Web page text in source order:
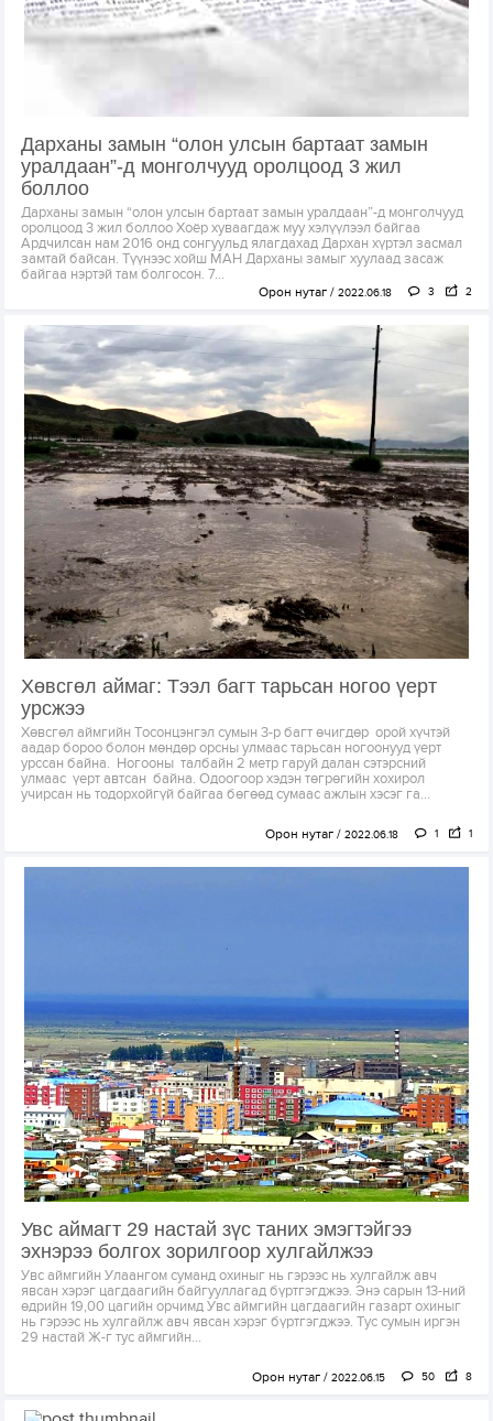
Дарханы замын “олон улсын бартаат замын
уралдаан”-д монголчууд оролцоод 3 жил
боллоо
Дарханы замын “олон улсын бартаат замын уралдаан”-д монголчууд
оролцоод 3 жил боллоо Хоёр хуваагдаж муу хэлүүлээл байгаа
Ардчилсан нам 2016 онд сонгуульд ялагдахад Дархан хүртэл засмал
замтай байсан. Түүнээс хойш МАН Дарханы замыг хуулаад засаж
байгаа нэртэй там болгосон. 7...
Орон нутаг 2022.06.18 3 2
Хөвсгөл аймаг: Тээл багт тарьсан ногоо үерт
урсжээ
Хөвсгөл аймгийн Тосонцэнгэл сумын 3-р багт өчигдөр орой хүчтэй
аадар бороо болон мөндөр орсны улмаас тарьсан ногоонууд үерт
урссан байна. Ногооны талбайн 2 метр гаруй далан сэтэрсний
улмаас үерт автсан байна. Одоогоор хэдэн төгрөгийн хохирол
учирсан нь тодорхойгүй байгаа бөгөөд сумаас ажлын хэсэг га...
Орон нутаг 2022.06.18 1 1
Увс аймагт 29 настай зүс таних эмэгтэйгээ
эхнэрээ болгох зорилгоор хулгайлжээ
Увс аймгийн Улаангом суманд охиныг нь гэрээс нь хулгайлж авч
явсан хэрэг цагдаагийн байгууллагад бүртгэгджээ. Энэ сарын 13-ний
өдрийн 19,00 цагийн орчимд Увс аймгийн цагдаагийн газарт охиныг
нь гэрээс нь хулгайлж авч явсан хэрэг бүртгэгджээ. Тус сумын иргэн
29 настай Ж-г тус аймгийн...
Орон нутаг 2022.06.15 50 8